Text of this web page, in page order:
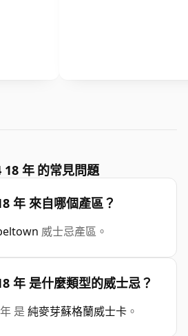
年 的常見問題
年 來自哪個產區？
威士忌產區。
年 是什麼類型的威士忌？
是 純麥芽蘇格蘭威士卡 。